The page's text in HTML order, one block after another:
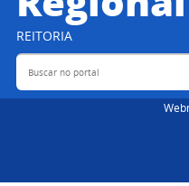
REITORIA
Buscar no portal